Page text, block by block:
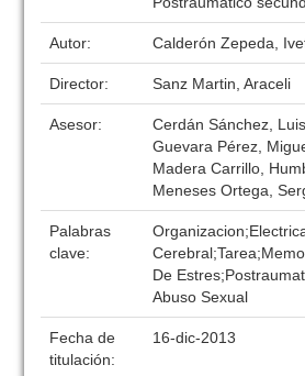
Autor: Calderón Zepeda,
Director: Sanz Martin, Araceli
Asesor:
Cerdán Sánchez,
Guevara Pérez,
Madera Carrillo,
Meneses Ortega,
Palabras
clave:
De
Abuso Sexual
Fecha de
titulación:
16-dic-2013